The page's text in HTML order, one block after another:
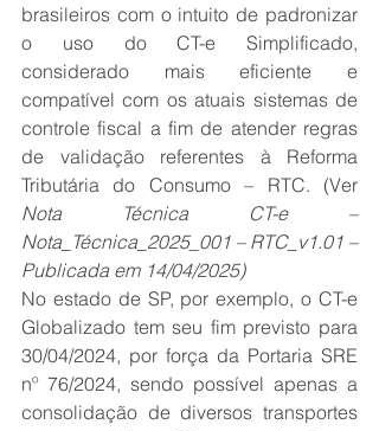
brasileiros com o intuito de padronizar
o uso do CT-e Simplificado,
considerado mais eficiente e
compatível com os atuais sistemas de
controle fiscal a fim de atender regras
de validação referentes à Reforma
Nota Técnica CT-e –
Nota_Técnica_2025_001 – RTC_v1.01 –
Publicada em 14/04/2025)
No estado de SP, por exemplo, o CT-e
Globalizado tem seu fim previsto para
30/04/2024, por força da Portaria SRE
nº 76/2024, sendo possível apenas a
consolidação de diversos transportes